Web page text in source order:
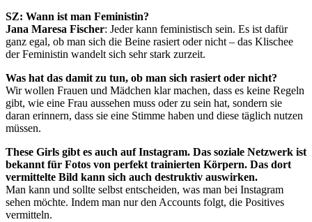
SZ: Wann ist man Feministin?
Jana Maresa Fischer: Jeder kann feministisch sein. Es ist dafür
ganz egal, ob man sich die Beine rasiert oder nicht – das Klischee
der Feministin wandelt sich sehr stark zurzeit.
Was hat das damit zu tun, ob man sich rasiert oder nicht?
Wir wollen Frauen und Mädchen klar machen, dass es keine Regeln
gibt, wie eine Frau aussehen muss oder zu sein hat, sondern sie
daran erinnern, dass sie eine Stimme haben und diese täglich nutzen
müssen.
These Girls gibt es auch auf Instagram. Das soziale Netzwerk ist
bekannt für Fotos von perfekt trainierten Körpern. Das dort
vermittelte Bild kann sich auch destruktiv auswirken.
Man kann und sollte selbst entscheiden, was man bei Instagram
sehen möchte. Indem man nur den Accounts folgt, die Positives
vermitteln.